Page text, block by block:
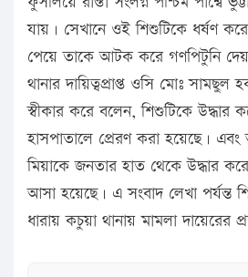
যায়। সেখানে ওই শিশুটিকে ধর্ষণ
পেয়ে তাকে আটক করে গণপিটুনি
থানার দায়িত্বপ্রাপ্ত ওসি মোঃ
স্বীকার করে বলেন, শিশুটিকে উদ্ধার
হাসপাতালে প্রেরণ করা হয়েছে।
মিয়াকে জনতার হাত থেকে উদ্ধার
আসা হয়েছে। এ সংবাদ লেখা পর্যন্ত
ধারায় কচুয়া থানায় মামলা দায়েরের